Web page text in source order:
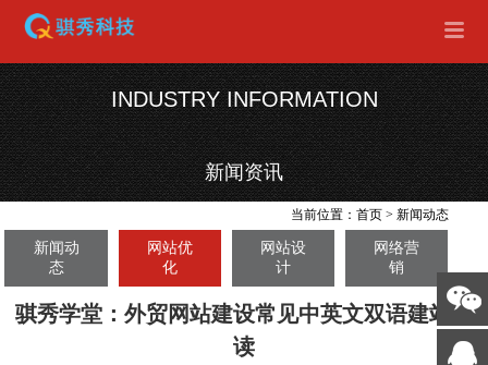
INDUSTRY INFORMATION
新闻资讯
当前位置：首页 >新闻动态
新闻动
态
网站优
化
网站设
计
网络营
销
骐秀学堂：外贸网站建设常见中英文双语建站解
读